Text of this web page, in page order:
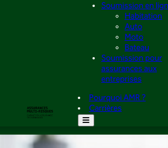
Soumission en
Habitation
Auto
Moto
Bateau
Soumission pour
assurances aux
entreprises
Pourquoi AMR ?
Carrières